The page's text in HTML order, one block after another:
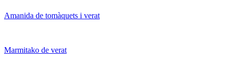
Amanida de tomàquets i verat
Marmitako de verat